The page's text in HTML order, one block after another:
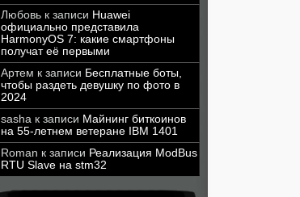
Любовь к записи Huawei
официально представила
HarmonyOS 7: какие смартфоны
получат её первыми
Артем к записи Бесплатные боты,
чтобы раздеть девушку по фото в
2024
sasha к записи Майнинг биткоинов
на 55-летнем ветеране IBM 1401
Roman к записи Реализация ModBus
RTU Slave на stm32